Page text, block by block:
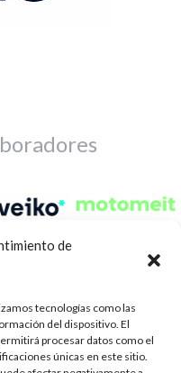
de
tecnologías como las
del dispositivo. El
procesar datos como el
únicas en este sitio.